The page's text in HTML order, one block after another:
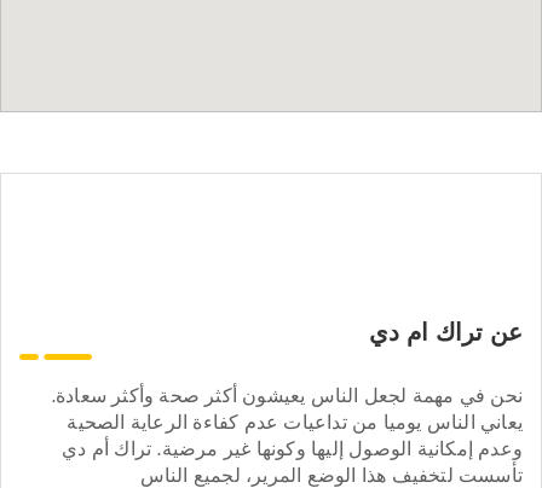
عن تراك ام دي
نحن في مهمة لجعل الناس يعيشون أكثر صحة وأكثر سعادة.
يعاني الناس يوميا من تداعيات عدم كفاءة الرعاية الصحية
وعدم إمكانية الوصول إليها وكونها غير مرضية. تراك أم دي
تأسست لتخفيف هذا الوضع المرير، لجميع الناس